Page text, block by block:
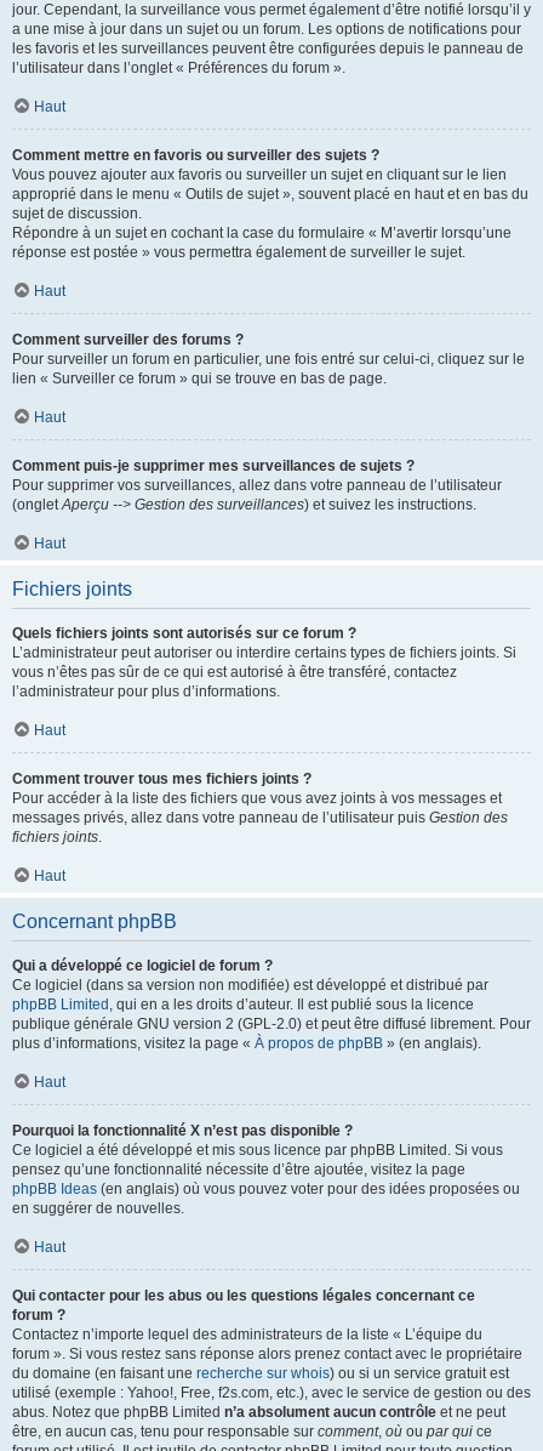
jour. Cependant, la surveillance vous permet également d’être notifié lorsqu’il y
a une mise à jour dans un sujet ou un forum. Les options de notifications pour
les favoris et les surveillances peuvent être configurées depuis le panneau de
l’utilisateur dans l’onglet « Préférences du forum ».
Haut
Comment mettre en favoris ou surveiller des sujets ?
Vous pouvez ajouter aux favoris ou surveiller un sujet en cliquant sur le lien
approprié dans le menu « Outils de sujet », souvent placé en haut et en bas du
sujet de discussion.
Répondre à un sujet en cochant la case du formulaire « M’avertir lorsqu’une
réponse est postée » vous permettra également de surveiller le sujet.
Haut
Comment surveiller des forums ?
Pour surveiller un forum en particulier, une fois entré sur celui-ci, cliquez sur le
lien « Surveiller ce forum » qui se trouve en bas de page.
Haut
Comment puis-je supprimer mes surveillances de sujets ?
Pour supprimer vos surveillances, allez dans votre panneau de l’utilisateur
(ongletAperçu --> Gestion des surveillances) et suivez les instructions.
Haut
Fichiers joints
Quels fichiers joints sont autorisés sur ce forum ?
L’administrateur peut autoriser ou interdire certains types de fichiers joints. Si
vous n’êtes pas sûr de ce qui est autorisé à être transféré, contactez
l’administrateur pour plus d’informations.
Haut
Comment trouver tous mes fichiers joints ?
Pour accéder à la liste des fichiers que vous avez joints à vos messages et
messages privés, allez dans votre panneau de l’utilisateur puis Gestion des
fichiers joints.
Haut
Concernant phpBB
Qui a développé ce logiciel de forum ?
Ce logiciel (dans sa version non modifiée) est développé et distribué par
phpBB Limited , qui en a les droits d’auteur. Il est publié sous la licence
publique générale GNU version 2 (GPL-2.0) et peut être diffusé librement. Pour
plus d’informations, visitez la page « À propos de phpBB » (en anglais).
Haut
Pourquoi la fonctionnalité X n’est pas disponible ?
Ce logiciel a été développé et mis sous licence par phpBB Limited. Si vous
pensez qu’une fonctionnalité nécessite d’être ajoutée, visitez la page
phpBB Ideas (en anglais) où vous pouvez voter pour des idées proposées ou
en suggérer de nouvelles.
Haut
Qui contacter pour les abus ou les questions légales concernant ce
forum ?
Contactez n’importe lequel des administrateurs de la liste « L’équipe du
forum ». Si vous restez sans réponse alors prenez contact avec le propriétaire
du domaine (en faisant une recherche sur whois) ou si un service gratuit est
utilisé (exemple : Yahoo!, Free, f2s.com, etc.), avec le service de gestion ou des
abus. Notez que phpBB Limited n’a absolument aucun contrôle et ne peut
être, en aucun cas, tenu pour responsable sur comment, où ou par qui ce